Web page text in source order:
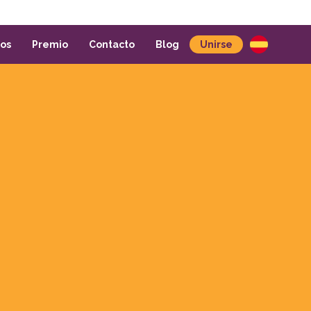
Premio Contacto Blog Unirse Español